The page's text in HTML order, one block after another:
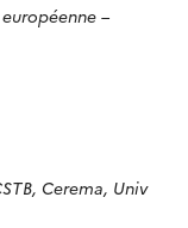
–
Cerema, Univ